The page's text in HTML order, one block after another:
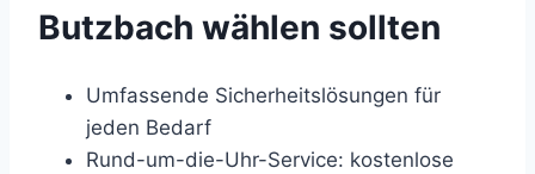
Butzbach wählen sollten
Umfassende Sicherheitslösungen für
jeden Bedarf
Rund-um-die-Uhr-Service: kostenlose